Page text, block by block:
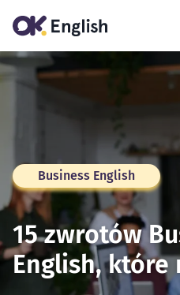
Business English
15 zwrotów
English, które